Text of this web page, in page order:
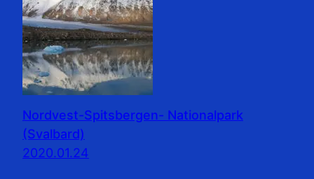
Nordvest-Spitsbergen- Nationalpark
(Svalbard)
2020.01.24